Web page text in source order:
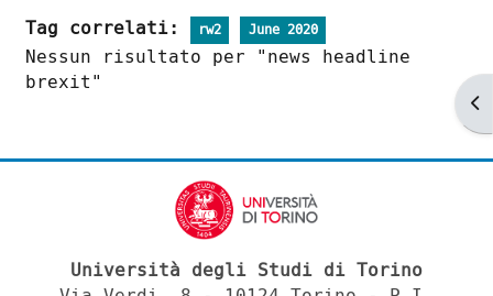
Tag correlati: rw2 June 2020
Nessun risultato per "news headline
brexit"
Università degli Studi di Torino